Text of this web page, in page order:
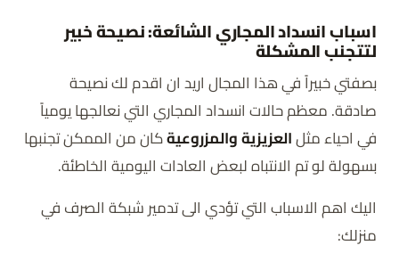
اسباب انسداد المجاري الشائعة: نصيحة خبير
لتتجنب المشكلة
بصفتي خبيراً في هذا المجال اريد ان اقدم لك نصيحة
صادقة. معظم حالات انسداد المجاري التي نعالجها يومياً
في احياء مثلالعزيزية والمزروعيةكان من الممكن تجنبها
بسهولة لو تم الانتباه لبعض العادات اليومية الخاطئة.
اليك اهم الاسباب التي تؤدي الى تدمير شبكة الصرف في
منزلك: